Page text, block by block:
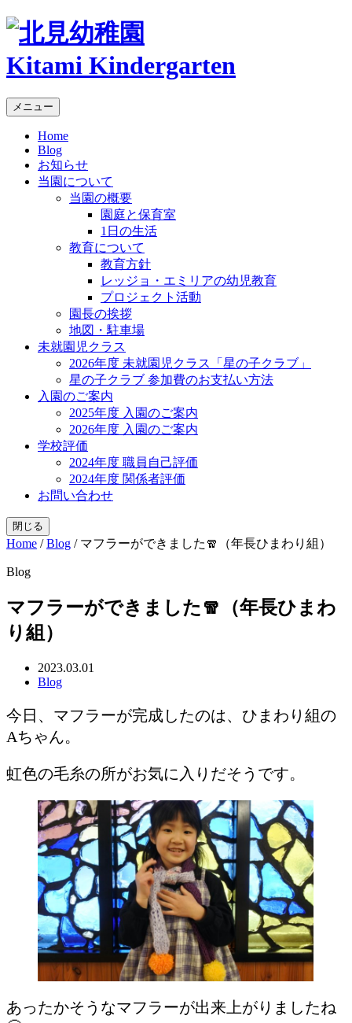
Kitami Kindergarten
メニュー
Home
Blog
お知らせ
当園について
当園の概要
園庭と保育室
1日の生活
教育について
教育方針
レッジョ・エミリアの幼児教育
プロジェクト活動
園長の挨拶
地図・駐車場
未就園児クラス
2026年度 未就園児クラス「星の子クラブ」
星の子クラブ 参加費のお支払い方法
入園のご案内
2025年度 入園のご案内
2026年度 入園のご案内
学校評価
2024年度 職員自己評価
2024年度 関係者評価
お問い合わせ
閉じる
Home /Blog / マフラーができました🧣（年長ひまわり組）
Blog
マフラーができました🧣（年長ひまわ
り組）
2023.03.01
Blog
今日、マフラーが完成したのは、ひまわり組の
Aちゃん。
虹色の毛糸の所がお気に入りだそうです。
あったかそうなマフラーが出来上がりましたね